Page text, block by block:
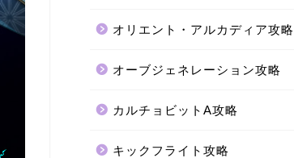
オリエント・アルカディア攻略
オーブジェネレーション攻略
カルチョビットA攻略
キックフライト攻略